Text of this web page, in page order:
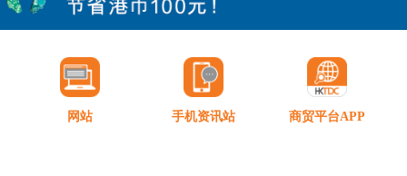
网站 手机资讯站 商贸平台APP